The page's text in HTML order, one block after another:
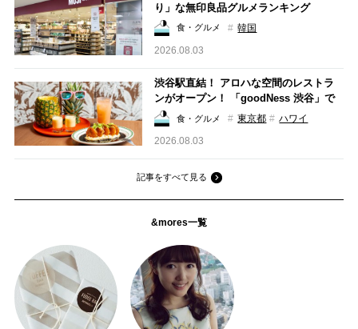
記事をすべて見る
り」な無印良品グルメランキング
食・グルメ
韓国
2026.08.03
渋谷駅直結！ アロハな空間のレストラ
ンがオープン！ 「goodNess 渋谷」で
ハワイの美食を堪能する
食・グルメ 東京都
ハワイ
2026.08.03
&mores一覧